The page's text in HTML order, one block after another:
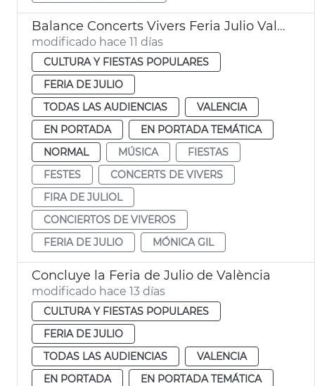
Balance Concerts Vivers Feria Julio València 2026
modificado hace 11 días
CULTURA Y FIESTAS POPULARES
FERIA DE JULIO
TODAS LAS AUDIENCIAS
VALENCIA
EN PORTADA
EN PORTADA TEMÁTICA
NORMAL
MÚSICA
FIESTAS
FESTES
CONCERTS DE VIVERS
FIRA DE JULIOL
CONCIERTOS DE VIVEROS
FERIA DE JULIO
MÓNICA GIL
Concluye la Feria de Julio de València
modificado hace 13 días
CULTURA Y FIESTAS POPULARES
FERIA DE JULIO
TODAS LAS AUDIENCIAS
VALENCIA
EN PORTADA
EN PORTADA TEMÁTICA